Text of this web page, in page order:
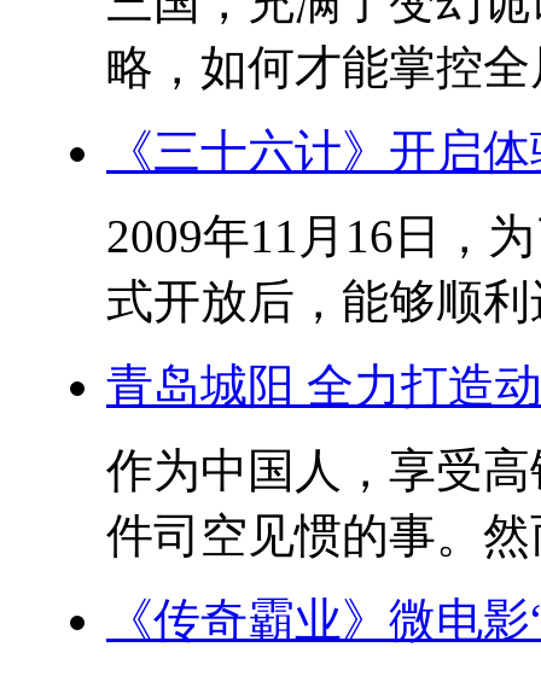
略，如何才能掌控
《三十六计》开启
2009年11月16日，
式开放后，能够顺
青岛城阳 全力打造
作为中国人，享受
件司空见惯的事。
《传奇霸业》微电